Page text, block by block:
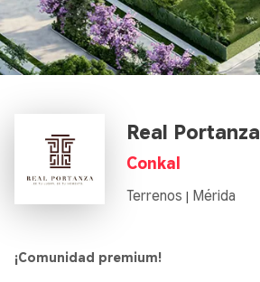
Real Portanza
Conkal
Terrenos | Mérida
¡Comunidad premium!